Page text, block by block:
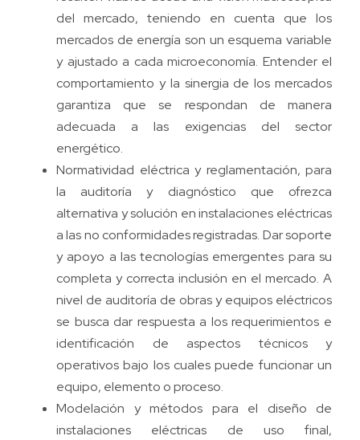
del mercado, teniendo en cuenta que los
mercados de energía son un esquema variable
y ajustado a cada microeconomía. Entender el
comportamiento y la sinergia de los mercados
garantiza que se respondan de manera
adecuada a las exigencias del sector
energético.
Normatividad eléctrica y reglamentación, para
la auditoría y diagnóstico que ofrezca
alternativa y solución en instalaciones eléctricas
a las no conformidades registradas. Dar soporte
y apoyo a las tecnologías emergentes para su
completa y correcta inclusión en el mercado. A
nivel de auditoría de obras y equipos eléctricos
se busca dar respuesta a los requerimientos e
identificación de aspectos técnicos y
operativos bajo los cuales puede funcionar un
equipo, elemento o proceso.
Modelación y métodos para el diseño de
instalaciones eléctricas de uso final,